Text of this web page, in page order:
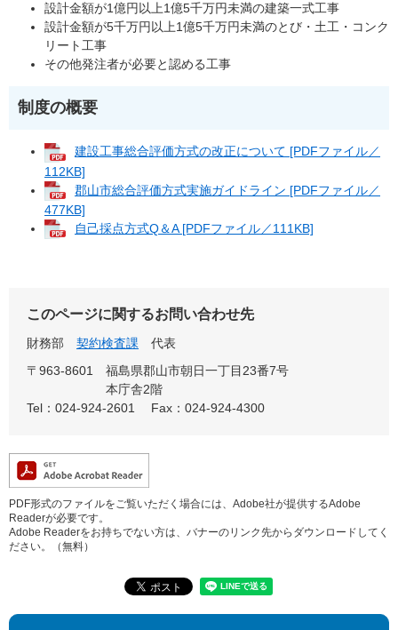
設計金額が1億円以上1億5千万円未満の建築一式工事
設計金額が5千万円以上1億5千万円未満のとび・土工・コンク
リート工事
その他発注者が必要と認める工事
制度の概要
建設工事総合評価方式の改正について [PDFファイル／
112KB]
郡山市総合評価方式実施ガイドライン [PDFファイル／
477KB]
自己採点方式Q＆A [PDFファイル／111KB]
このページに関するお問い合わせ先
財務部 契約検査課
代表
〒963-8601
福島県郡山市朝日一丁目23番7号
本庁舎2階
Tel：024-924-2601
Fax：024-924-4300
PDF形式のファイルをご覧いただく場合には、Adobe社が提供するAdobe
Readerが必要です。
Adobe Readerをお持ちでない方は、バナーのリンク先からダウンロードしてく
ださい。（無料）